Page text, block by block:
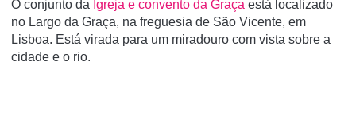
O conjunto da Igreja e convento da Graça está localizado
no Largo da Graça, na freguesia de São Vicente, em
Lisboa. Está virada para um miradouro com vista sobre a
cidade e o rio.